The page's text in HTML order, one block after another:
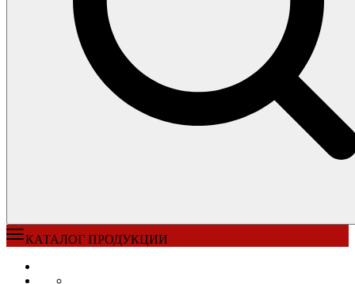
КАТАЛОГ ПРОДУКЦИИ